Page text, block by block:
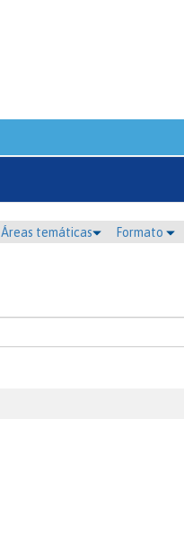
Áreas temáticas Formato